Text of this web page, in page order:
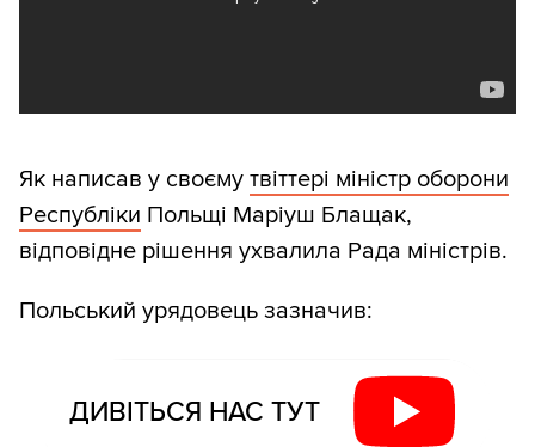
Як написав у своєму твіттері міністр оборони
Республіки Польщі Маріуш Блащак,
відповідне рішення ухвалила Рада міністрів.
Польський урядовець зазначив:
ДИВІТЬСЯ НАС ТУТ